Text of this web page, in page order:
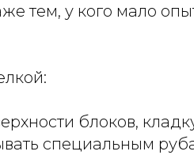
тем, у кого мало
блоков,
специальным